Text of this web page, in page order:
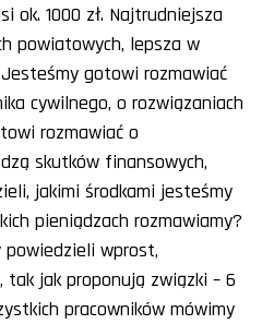
ok. 1000 zł. Najtrudniejsza
powiatowych, lepsza w
gotowi rozmawiać
cywilnego, o rozwiązaniach
rozmawiać o
skutków finansowych,
jakimi środkami jesteśmy
pieniądzach rozmawiamy?
powiedzieli wprost,
tak jak proponują związki – 6
pracowników mówimy